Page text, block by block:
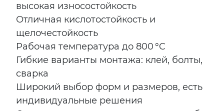
высокая износостойкость
Отличная кислотостойкость и
щелочестойкость
Рабочая температура до 800 °C
Гибкие варианты монтажа: клей, болты,
сварка
Широкий выбор форм и размеров, есть
индивидуальные решения